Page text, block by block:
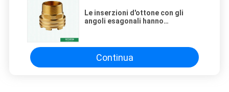
Le inserzioni d'ottone con gli
angoli esagonali hanno
per i montaggi di Ppr
Continua